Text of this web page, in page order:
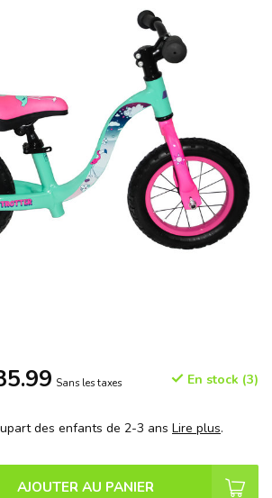
Sans les taxes En stock (3)
des enfants de 2-3 ans Lire plus.
AJOUTER AU PANIER